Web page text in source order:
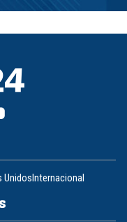
UnidosInternacional